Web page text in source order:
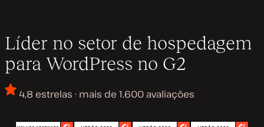
Líder no setor de hospedagem
para WordPress no G2
4,8 estrelas · mais de 1.600 avaliações